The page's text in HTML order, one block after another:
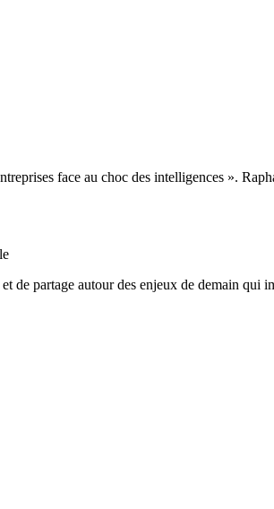
face au choc des intelligences ».
de partage autour des enjeux de demain qui